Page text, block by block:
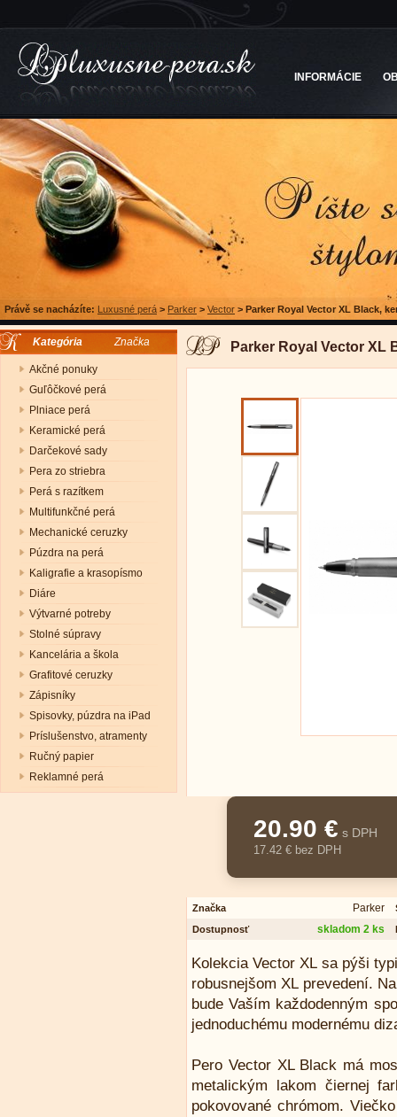
INFORMÁCIE
Právě se nacházíte: Luxusné perá > Parker > Vector > Parker Royal Vector XL Black,
Kategória Značka
Akčné ponuky
Guľôčkové perá
Plniace perá
Keramické perá
Darčekové sady
Pera zo striebra
Perá s razítkem
Multifunkčné perá
Mechanické ceruzky
Púzdra na perá
Kaligrafie a krasopísmo
Diáre
Výtvarné potreby
Stolné súpravy
Kancelária a škola
Grafitové ceruzky
Zápisníky
Spisovky, púzdra na iPad
Príslušenstvo, atramenty
Ručný papier
Reklamné perá
Parker Royal Vector XL
20.90 € s DPH
17.42 € bez DPH
Značka Parker
Dostupnosť
skladom 2 ks
Kolekcia Vector XL sa pýši
robusnejšom XL prevedení.
bude Vaším každodenným
jednoduchému modernému
Pero Vector XL Black má
metalickým lakom čiernej
pokovované chrómom.